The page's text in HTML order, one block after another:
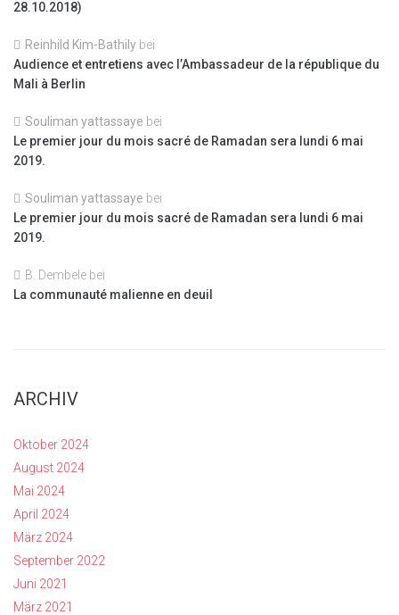
28.10.2018)
Reinhild Kim-Bathily bei
Audience et entretiens avec l’Ambassadeur de la république du
Mali à Berlin
Souliman yattassaye bei
Le premier jour du mois sacré de Ramadan sera lundi 6 mai
2019.
Souliman yattassaye bei
Le premier jour du mois sacré de Ramadan sera lundi 6 mai
2019.
B. Dembele bei
La communauté malienne en deuil
ARCHIV
Oktober 2024
August 2024
Mai 2024
April 2024
März 2024
September 2022
Juni 2021
März 2021